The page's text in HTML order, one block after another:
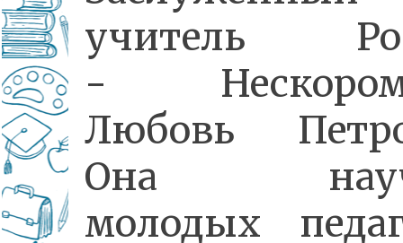
учитель
-
Любовь
Она
молодых